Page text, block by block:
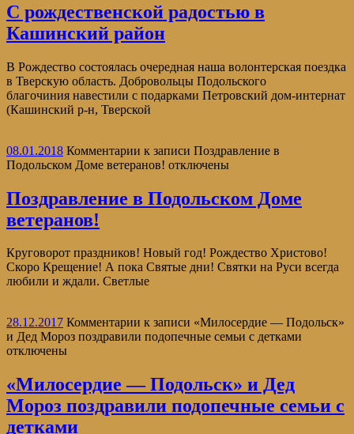
С рождественской радостью в
Кашинский район
В Рождество состоялась очередная наша волонтерская поездка
в Тверскую область. Добровольцы Подольского
благочиния навестили с подарками Петровский дом-интернат
(Кашинский р-н, Тверской
08.01.2018 Комментарии к записи Поздравление в
Подольском Доме ветеранов! отключены
Поздравление в Подольском Доме
ветеранов!
Круговорот праздников! Новый год! Рождество Христово!
Скоро Крещение! А пока Святые дни! Святки на Руси всегда
любили и ждали. Светлые
28.12.2017 Комментарии к записи «Милосердие — Подольск»
и Дед Мороз поздравили подопечные семьи с детками
отключены
«Милосердие — Подольск» и Дед
Мороз поздравили подопечные семьи с
детками